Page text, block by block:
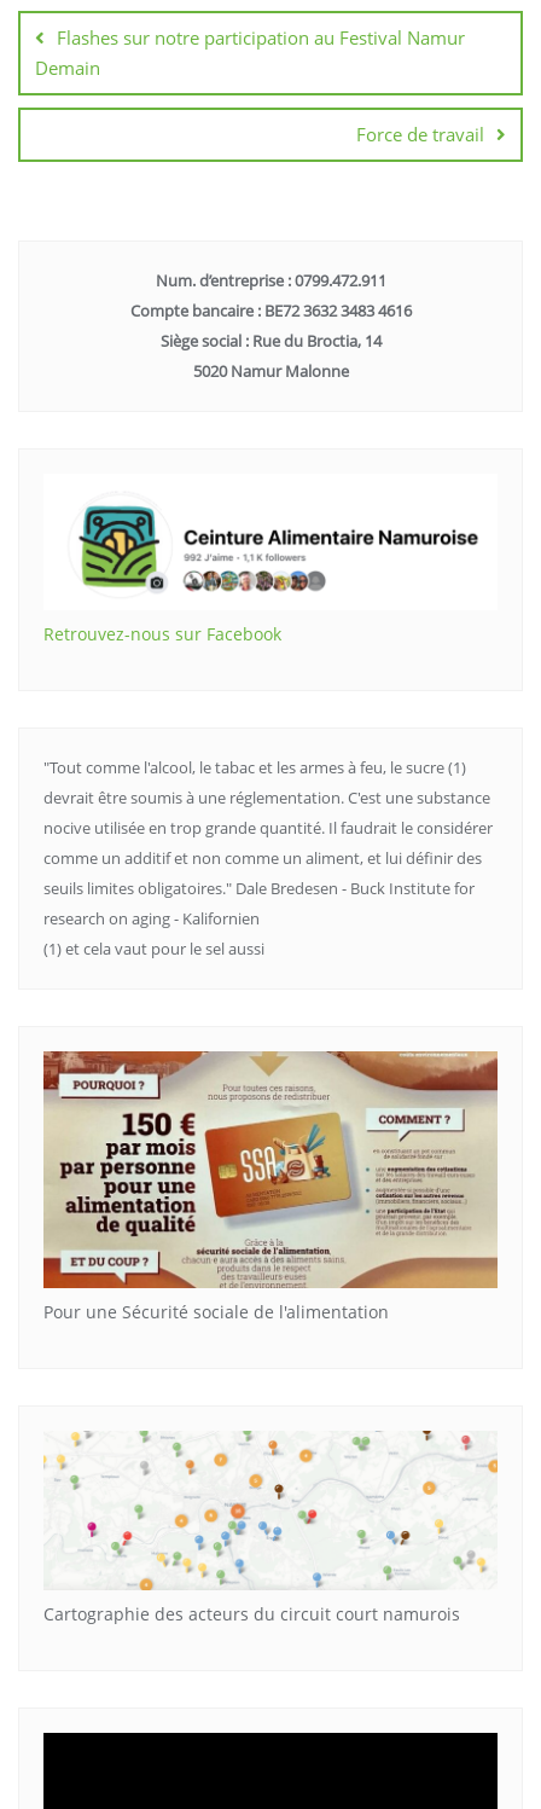
de
l’article
Flashes sur notre participation au Festival Namur
Demain
Force de travail
Num. d’entreprise : 0799.472.911
Compte bancaire : BE72 3632 3483 4616
Siège social : Rue du Broctia, 14
5020 Namur Malonne
Retrouvez-nous sur Facebook
"Tout comme l'alcool, le tabac et les armes à feu, le sucre (1)
devrait être soumis à une réglementation. C'est une substance
nocive utilisée en trop grande quantité. Il faudrait le considérer
comme un additif et non comme un aliment, et lui définir des
seuils limites obligatoires." Dale Bredesen - Buck Institute for
research on aging - Kalifornien
(1) et cela vaut pour le sel aussi
Pour une Sécurité sociale de l'alimentation
Cartographie des acteurs du circuit court namurois